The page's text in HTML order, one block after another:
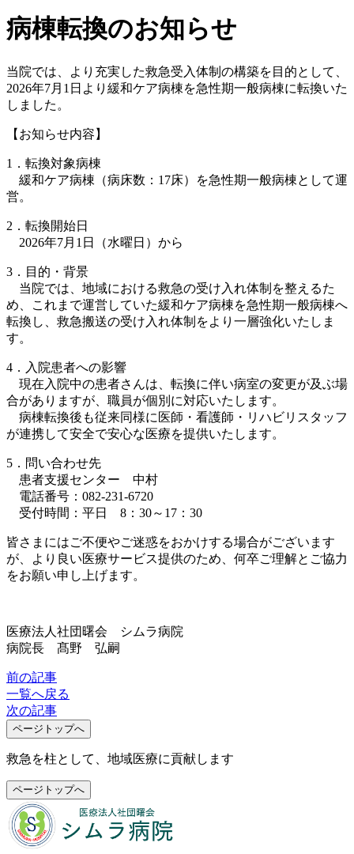
病棟転換のお知らせ
当院では、より充実した救急受入体制の構築を目的として、
2026年7月1日より緩和ケア病棟を急性期一般病棟に転換いた
しました。
【お知らせ内容】
1．転換対象病棟
緩和ケア病棟（病床数：17床）を急性期一般病棟として運
営。
2．転換開始日
2026年7月1日（水曜日）から
3．目的・背景
当院では、地域における救急の受け入れ体制を整えるた
め、これまで運営していた緩和ケア病棟を急性期一般病棟へ
転換し、救急搬送の受け入れ体制をより一層強化いたしま
す。
4．入院患者への影響
現在入院中の患者さんは、転換に伴い病室の変更が及ぶ場
合がありますが、職員が個別に対応いたします。
病棟転換後も従来同様に医師・看護師・リハビリスタッフ
が連携して安全で安心な医療を提供いたします。
5．問い合わせ先
患者支援センター 中村
電話番号：082-231-6720
受付時間：平日 8：30～17：30
皆さまにはご不便やご迷惑をおかけする場合がございます
が、より良い医療サービス提供のため、何卒ご理解とご協力
をお願い申し上げます。
医療法人社団曙会 シムラ病院
病院長 髙野 弘嗣
前の記事
一覧へ戻る
次の記事
ページトップへ
救急を柱として、地域医療に貢献します
ページトップへ